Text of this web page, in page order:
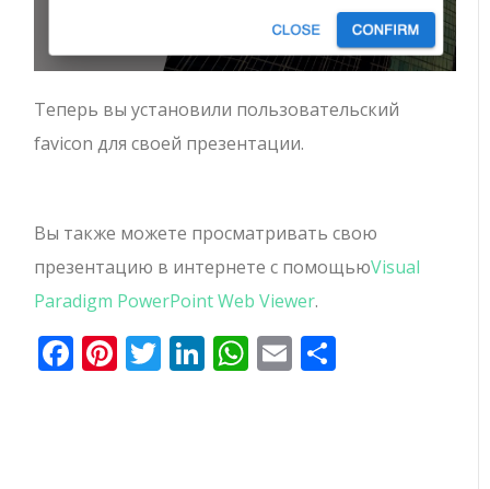
Теперь вы установили пользовательский
favicon для своей презентации.
Вы также можете просматривать свою
презентацию в интернете с помощьюVisual
Paradigm PowerPoint Web Viewer.
Facebook
Pinterest
Twitter
LinkedIn
WhatsApp
Email